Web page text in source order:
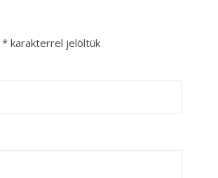
* karakterrel jelöltük